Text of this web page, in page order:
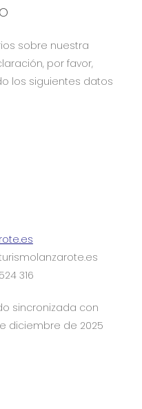
sobre nuestra
por favor,
los siguientes datos
316
sincronizada con
diciembre de 2025